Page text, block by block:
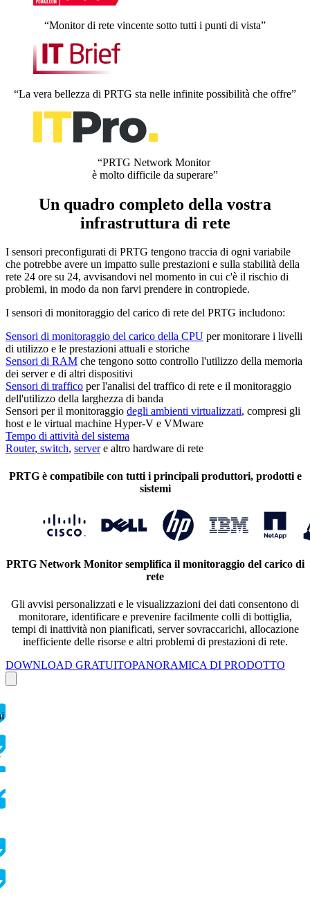
“Monitor di rete vincente sotto tutti i punti di vista”
“La vera bellezza di PRTG sta nelle infinite possibilità che offre”
“PRTG Network Monitor
è molto difficile da superare”
Un quadro completo della vostra
infrastruttura di rete
I sensori preconfigurati di PRTG tengono traccia di ogni variabile
che potrebbe avere un impatto sulle prestazioni e sulla stabilità della
rete 24 ore su 24, avvisandovi nel momento in cui c'è il rischio di
problemi, in modo da non farvi prendere in contropiede.
I sensori di monitoraggio del carico di rete del PRTG includono:
Sensori di monitoraggio del carico della CPU per monitorare i livelli
di utilizzo e le prestazioni attuali e storiche
Sensori di RAM che tengono sotto controllo l'utilizzo della memoria
dei server e di altri dispositivi
Sensori di traffico per l'analisi del traffico di rete e il monitoraggio
dell'utilizzo della larghezza di banda
Sensori per il monitoraggio degli ambienti virtualizzati, compresi gli
host e le virtual machine Hyper-V e VMware
Tempo di attività del sistema
Router, switch, servere altro hardware di rete
PRTG è compatibile con tutti i principali produttori, prodotti e
sistemi
PRTG Network Monitor semplifica il monitoraggio del carico di
rete
Gli avvisi personalizzati e le visualizzazioni dei dati consentono di
monitorare, identificare e prevenire facilmente colli di bottiglia,
tempi di inattività non pianificati, server sovraccarichi, allocazione
inefficiente delle risorse e altri problemi di prestazioni di rete.
DOWNLOAD GRATUITOPANORAMICA DI PRODOTTO